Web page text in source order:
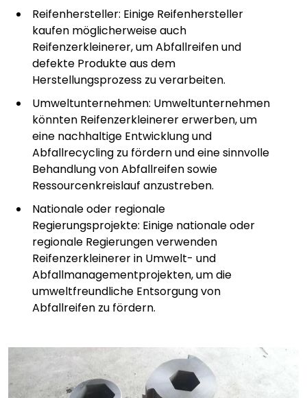
Reifenhersteller: Einige Reifenhersteller
kaufen möglicherweise auch
Reifenzerkleinerer, um Abfallreifen und
defekte Produkte aus dem
Herstellungsprozess zu verarbeiten.
Umweltunternehmen: Umweltunternehmen
könnten Reifenzerkleinerer erwerben, um
eine nachhaltige Entwicklung und
Abfallrecycling zu fördern und eine sinnvolle
Behandlung von Abfallreifen sowie
Ressourcenkreislauf anzustreben.
Nationale oder regionale
Regierungsprojekte: Einige nationale oder
regionale Regierungen verwenden
Reifenzerkleinerer in Umwelt- und
Abfallmanagementprojekten, um die
umweltfreundliche Entsorgung von
Abfallreifen zu fördern.